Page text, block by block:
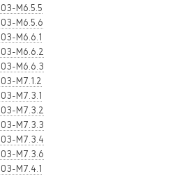
M6.5.5
M6.5.6
M6.6.1
M6.6.2
M6.6.3
M7.1.2
M7.3.1
M7.3.2
M7.3.3
M7.3.4
M7.3.6
M7.4.1